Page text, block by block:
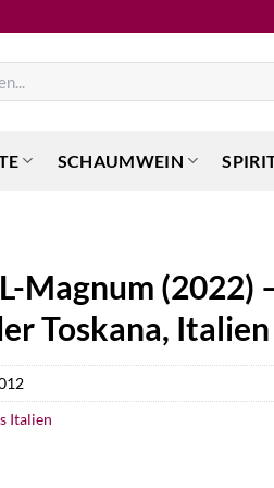
SCHAUMWEIN
Magnum (2022)
Toskana, Italien
Italien